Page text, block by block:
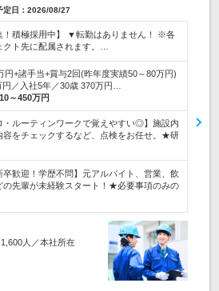
日：2026/08/27
！積極採用中】 ▼転勤はありません！ ※各
ト先に配属されます。…
円+諸手当+賞与2回(昨年度実績50～80万円)
円／入社5年／30歳 370万円…
～450万円
・ルーティンワークで覚えやすい◎】施設内
容をチェックするなど、点検をお任せ。★研
卒歓迎！学歴不問】元アルバイト、営業、飲
の先輩が未経験スタート！★必要事項のみの
人／本社所在